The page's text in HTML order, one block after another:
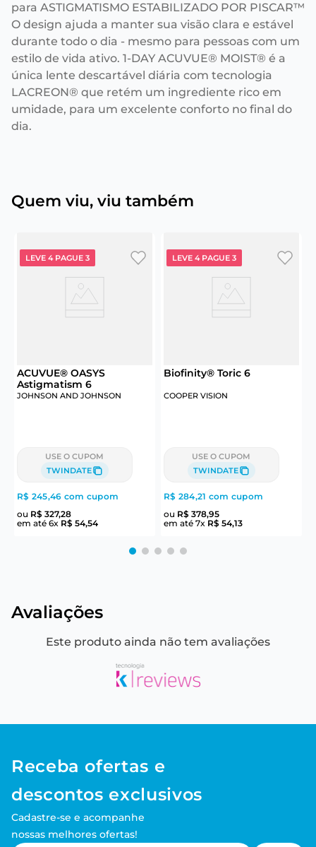
para ASTIGMATISMO ESTABILIZADO POR PISCAR™
O design ajuda a manter sua visão clara e estável
durante todo o dia - mesmo para pessoas com um
estilo de vida ativo. 1-DAY ACUVUE® MOIST® é a
única lente descartável diária com tecnologia
LACREON® que retém um ingrediente rico em
umidade, para um excelente conforto no final do
dia.
Quem viu, viu também
LEVE 4 PAGUE 3
ACUVUE® OASYS
Astigmatism 6
JOHNSON AND JOHNSON
USE O CUPOM
TWINDATE
R$ 245,46 com cupom
ou R$ 327,28
em até 6x R$ 54,54
LEVE 4 PAGUE 3
Biofinity® Toric 6
COOPER VISION
USE O CUPOM
TWINDATE
R$ 284,21 com cupom
ou R$ 378,95
em até 7x R$ 54,13
Avaliações
Este produto ainda não tem avaliações
Receba ofertas e
descontos exclusivos
Cadastre-se e acompanhe
nossas melhores ofertas!